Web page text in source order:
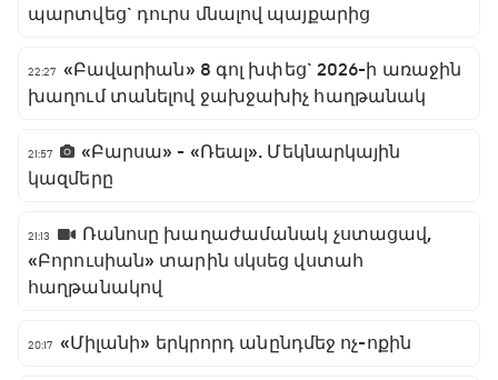
պարտվեց` դուրս մնալով պայքարից
22:27 «Բավարիան» 8 գոլ խփեց` 2026-ի առաջին
խաղում տանելով ջախջախիչ հաղթանակ
21:57
«Բարսա» - «Ռեալ». Մեկնարկային
կազմերը
21:13
Ռանոսը խաղաժամանակ չստացավ,
«Բորուսիան» տարին սկսեց վստահ
հաղթանակով
20:17 «Միլանի» երկրորդ անընդմեջ ոչ-ոքին